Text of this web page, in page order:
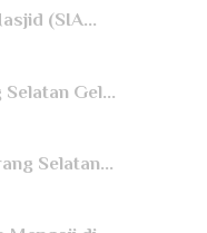
(SIA...
Gel...
Selatan...